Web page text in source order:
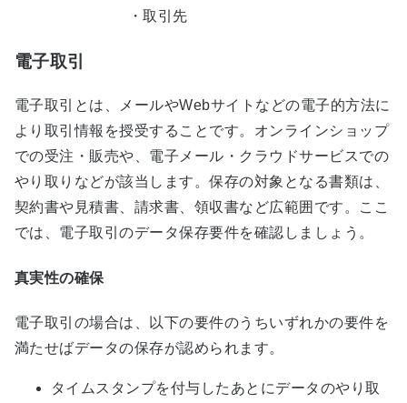
・取引先
電子取引
電子取引とは、メールやWebサイトなどの電子的方法に
より取引情報を授受することです。オンラインショップ
での受注・販売や、電子メール・クラウドサービスでの
やり取りなどが該当します。保存の対象となる書類は、
契約書や見積書、請求書、領収書など広範囲です。ここ
では、電子取引のデータ保存要件を確認しましょう。
真実性の確保
電子取引の場合は、以下の要件のうちいずれかの要件を
満たせばデータの保存が認められます。
タイムスタンプを付与したあとにデータのやり取